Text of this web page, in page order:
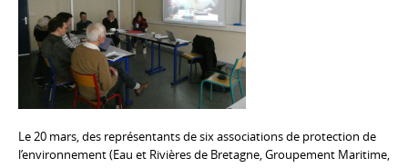
Le 20 mars, des représentants de six associations de protection de
l’environnement (Eau et Rivières de Bretagne, Groupement Maritime,